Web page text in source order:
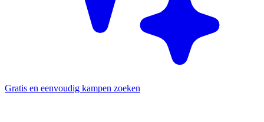
Gratis en eenvoudig kampen zoeken